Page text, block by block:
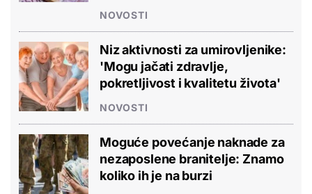
NOVOSTI
Niz aktivnosti za umirovljenike:
'Mogu jačati zdravlje,
pokretljivost i kvalitetu života'
NOVOSTI
Moguće povećanje naknade za
nezaposlene branitelje: Znamo
koliko ih je na burzi